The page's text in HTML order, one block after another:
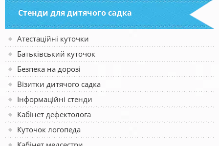
Стенди для дитячого садка
Атестаційні куточки
Батьківський куточок
Безпека на дорозі
Візитки дитячого садка
Інформаційні стенди
Кабінет дефектолога
Куточок логопеда